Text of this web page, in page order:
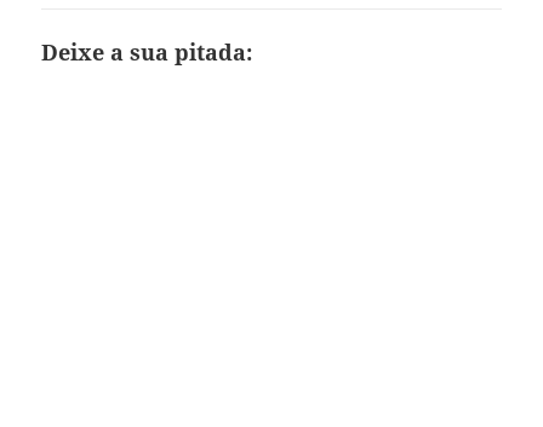
Deixe a sua pitada: